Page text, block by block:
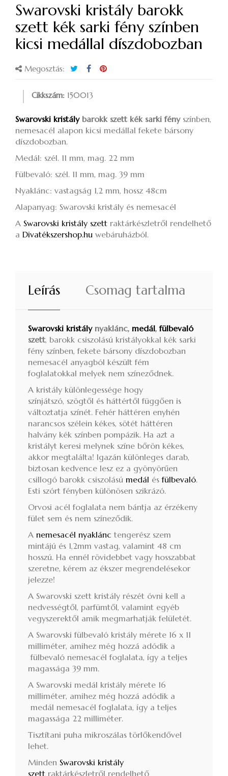
Swarovski kristály barokk
szett kék sarki fény színben
kicsi medállal díszdobozban
Megosztás:
Cikkszám: 150013
Swarovski kristálybarokk szett kék sarki fényszínben,
nemesacél alapon kicsi medállal fekete bársony
díszdobozban.
Medál: szél. 11 mm, mag. 22 mm
Fülbevaló: szél. 11 mm, mag. 39 mm
Nyaklánc: vastagság 1,2 mm, hossz 48cm
Alapanyag: Swarovski kristály és nemesacél
A Swarovski kristály szett raktárkészletről rendelhető
a Divatékszershop.hu webáruházból.
Leírás Csomag tartalma
Swarovski kristálynyaklánc, medál,fülbevaló
szett, barokk csiszolású kristályokkal kék sarki
fény színben, fekete bársony díszdobozban
nemesacél anyagból készült fém
foglalatokkal melyek nem színeződnek.
A kristály különlegessége hogy
színjátszó, szögtől és háttértől függően is
változtatja színét. Fehér háttéren enyhén
narancsos szélein kékes, sötét háttéren
halvány kék színben pompázik. Ha azt a
kristályt keresi melynek színe bőrön kékes,
akkor megtalálta! Igazán különleges darab,
biztosan kedvence lesz ez a gyönyörűen
csillogó barokk csiszolású medál ésfülbevaló.
Esti szórt fényben különösen szikrázó.
Orvosi acél foglalata nem bántja az érzékeny
fület sem és nem színeződik.
A nemesacél nyaklánc tengerész szem
mintájú és 1,2mm vastag, valamint 48 cm
hosszú. Ha ennél rövidebbet vagy hosszabbat
szeretne, kérem az ékszer megrendelésekor
jelezze!
A Swarovski szett kristály részét óvni kell a
nedvességtől, parfümtől, valamint egyéb
vegyszerektől amik megmarhatják felületét.
A Swarovski fülbevaló kristály mérete 16 x 11
milliméter, amihez még hozzá adódik a
fülbevaló nemesacél foglalata, így a teljes
magassága 39 mm.
A Swarovski medál kristály mérete 16
milliméter, amihez még hozzá adódik a
medál nemesacél foglalata, így a teljes
magassága 22 milliméter.
Tisztítani puha mikroszálas törlőkendővel
lehet.
Minden Swarovski kristály
szett raktárkészletről rendelhető